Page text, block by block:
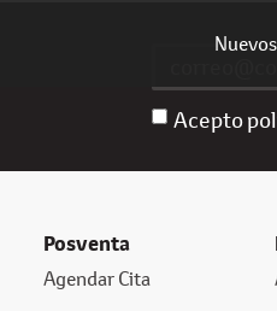
Nuevos
Acepto
Posventa
Agendar Cita